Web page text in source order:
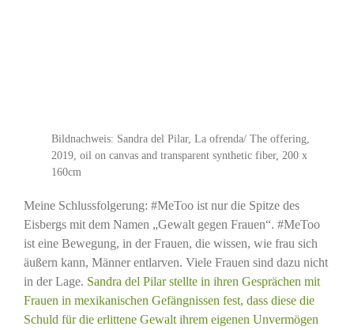
Bildnachweis: Sandra del Pilar, La ofrenda/ The offering,
2019, oil on canvas and transparent synthetic fiber, 200 x
160cm
Meine Schlussfolgerung: #MeToo ist nur die Spitze des
Eisbergs mit dem Namen „Gewalt gegen Frauen“. #MeToo
ist eine Bewegung, in der Frauen, die wissen, wie frau sich
äußern kann, Männer entlarven. Viele Frauen sind dazu nicht
in der Lage. Sandra del Pilar stellte in ihren Gesprächen mit
Frauen in mexikanischen Gefängnissen fest, dass diese die
Schuld für die erlittene Gewalt ihrem eigenen Unvermögen